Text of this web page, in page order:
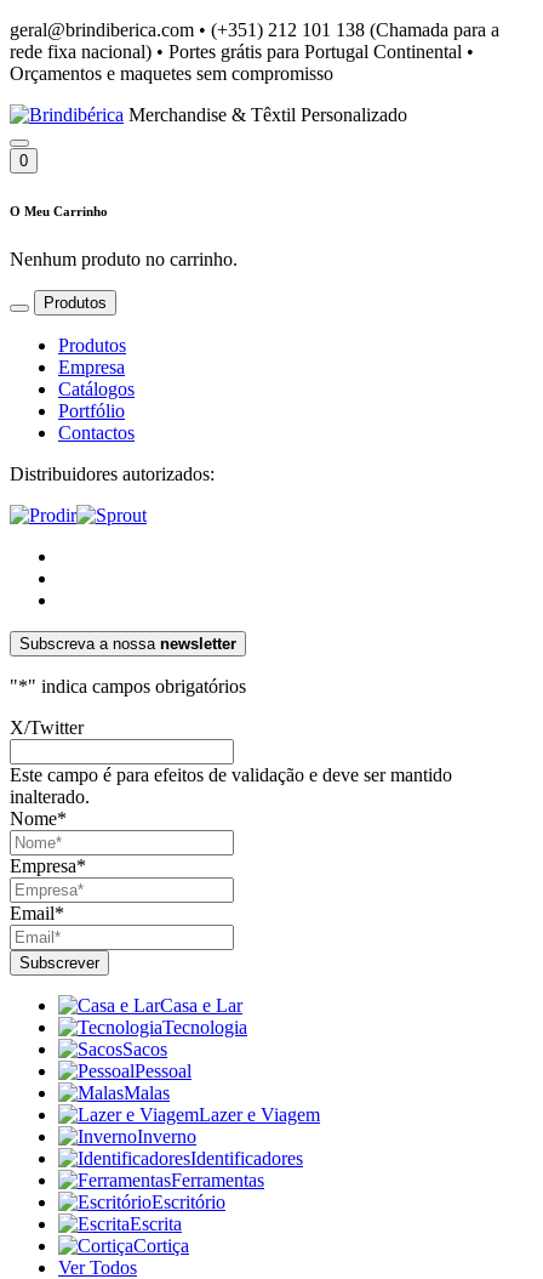
geral@brindiberica.com • (+351) 212 101 138 (Chamada para a
rede fixa nacional) • Portes grátis para Portugal Continental •
Orçamentos e maquetes sem compromisso
Merchandise & Têxtil Personalizado
0
O Meu Carrinho
Nenhum produto no carrinho.
Produtos
Produtos
Empresa
Catálogos
Portfólio
Contactos
Distribuidores autorizados:
Subscreva a nossa newsletter
"*" indica campos obrigatórios
X/Twitter
Este campo é para efeitos de validação e deve ser mantido
inalterado.
Nome*
Empresa*
Email*
Casa e Lar
Tecnologia
Sacos
Pessoal
Malas
Lazer e Viagem
Inverno
Identificadores
Ferramentas
Escritório
Escrita
Cortiça
Ver Todos